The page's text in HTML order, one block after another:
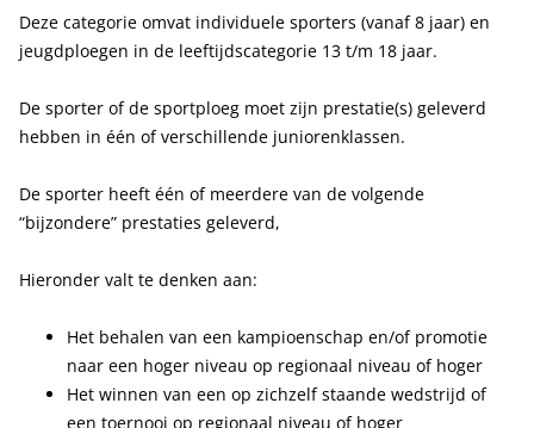
Deze categorie omvat individuele sporters (vanaf 8 jaar) en
jeugdploegen in de leeftijdscategorie 13 t/m 18 jaar.
De sporter of de sportploeg moet zijn prestatie(s) geleverd
hebben in één of verschillende juniorenklassen.
De sporter heeft één of meerdere van de volgende
“bijzondere” prestaties geleverd,
Hieronder valt te denken aan:
Het behalen van een kampioenschap en/of promotie
naar een hoger niveau op regionaal niveau of hoger
Het winnen van een op zichzelf staande wedstrijd of
een toernooi op regionaal niveau of hoger